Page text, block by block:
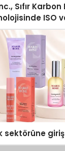
Sıfır Karbon
ISO
Aldı
sektörüne